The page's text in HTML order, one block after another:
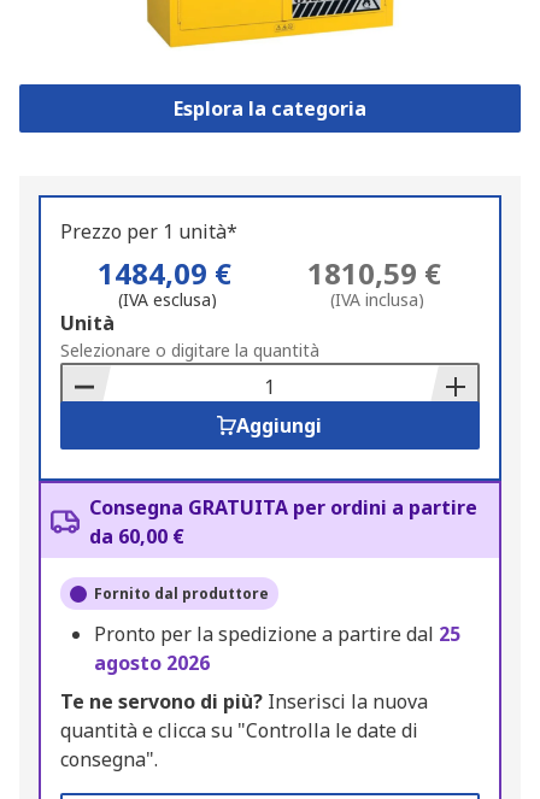
Esplora la categoria
Prezzo per 1 unità*
1484,09 €
(IVA esclusa)
1810,59 €
(IVA inclusa)
Add
to
Basket
Unità
Selezionare o digitare la quantità
Aggiungi
Consegna GRATUITA per ordini a partire
da 60,00 €
Fornito dal produttore
Pronto per la spedizione a partire dal 25
agosto 2026
Te ne servono di più? Inserisci la nuova
quantità e clicca su "Controlla le date di
consegna".